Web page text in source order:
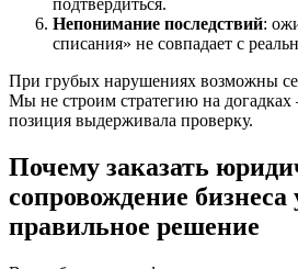
подтвердиться.
Непонимание последствий:
списания» не совпадает с
При грубых нарушениях возможны
Мы не строим стратегию на
позиция выдерживала проверку.
Почему заказать
сопровождение
правильное решение